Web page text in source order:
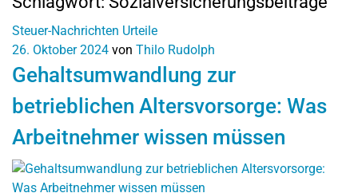
Steuer-Nachrichten Urteile
26. Oktober 2024 von Thilo Rudolph
Gehaltsumwandlung zur
betrieblichen Altersvorsorge: Was
Arbeitnehmer wissen müssen